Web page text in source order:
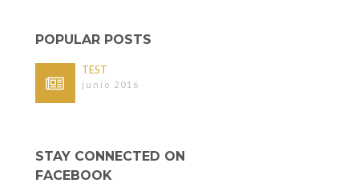
info@agenciayablochkov.com
POPULAR POSTS
TEST
junio 2016
STAY CONNECTED ON
FACEBOOK